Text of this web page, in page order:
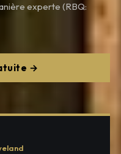
experte (RBQ:
→